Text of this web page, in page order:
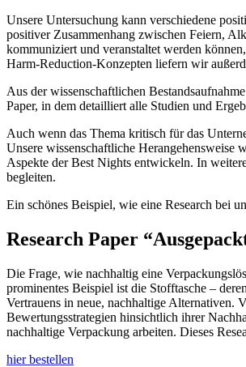
Unsere Untersuchung kann verschiedene
positiver Zusammenhang zwischen Feiern,
kommuniziert und veranstaltet werden
Harm-Reduction-Konzepten liefern wir
Aus der wissenschaftlichen
Paper, in dem detailliert alle Studien und
Auch wenn das Thema kritisch für das
Unsere wissenschaftliche Herangehensweise
Aspekte der Best Nights entwickeln. In
begleiten.
Ein schönes Beispiel, wie eine Research bei
Research Paper
Die Frage, wie nachhaltig eine
prominentes Beispiel ist die Stofftasche –
Vertrauens in neue, nachhaltige Alternativen.
Bewertungsstrategien hinsichtlich ihrer
nachhaltige Verpackung arbeiten. Dieses
hier bestellen